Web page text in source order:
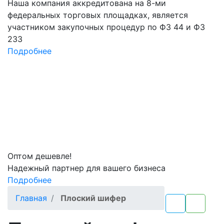
Наша компания аккредитована на 8-ми
федеральных торговых площадках, является
участником закупочных процедур по ФЗ 44 и ФЗ
233
Подробнее
Оптом дешевле!
Надежный партнер для вашего бизнеса
Подробнее
Главная
Плоский шифер